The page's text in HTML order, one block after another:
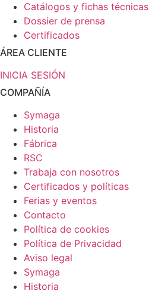
Catálogos y fichas técnicas
Dossier de prensa
Certificados
ÁREA CLIENTE
INICIA SESIÓN
COMPAÑÍA
Symaga
Historia
Fábrica
RSC
Trabaja con nosotros
Certificados y políticas
Ferias y eventos
Contacto
Política de cookies
Política de Privacidad
Aviso legal
Symaga
Historia